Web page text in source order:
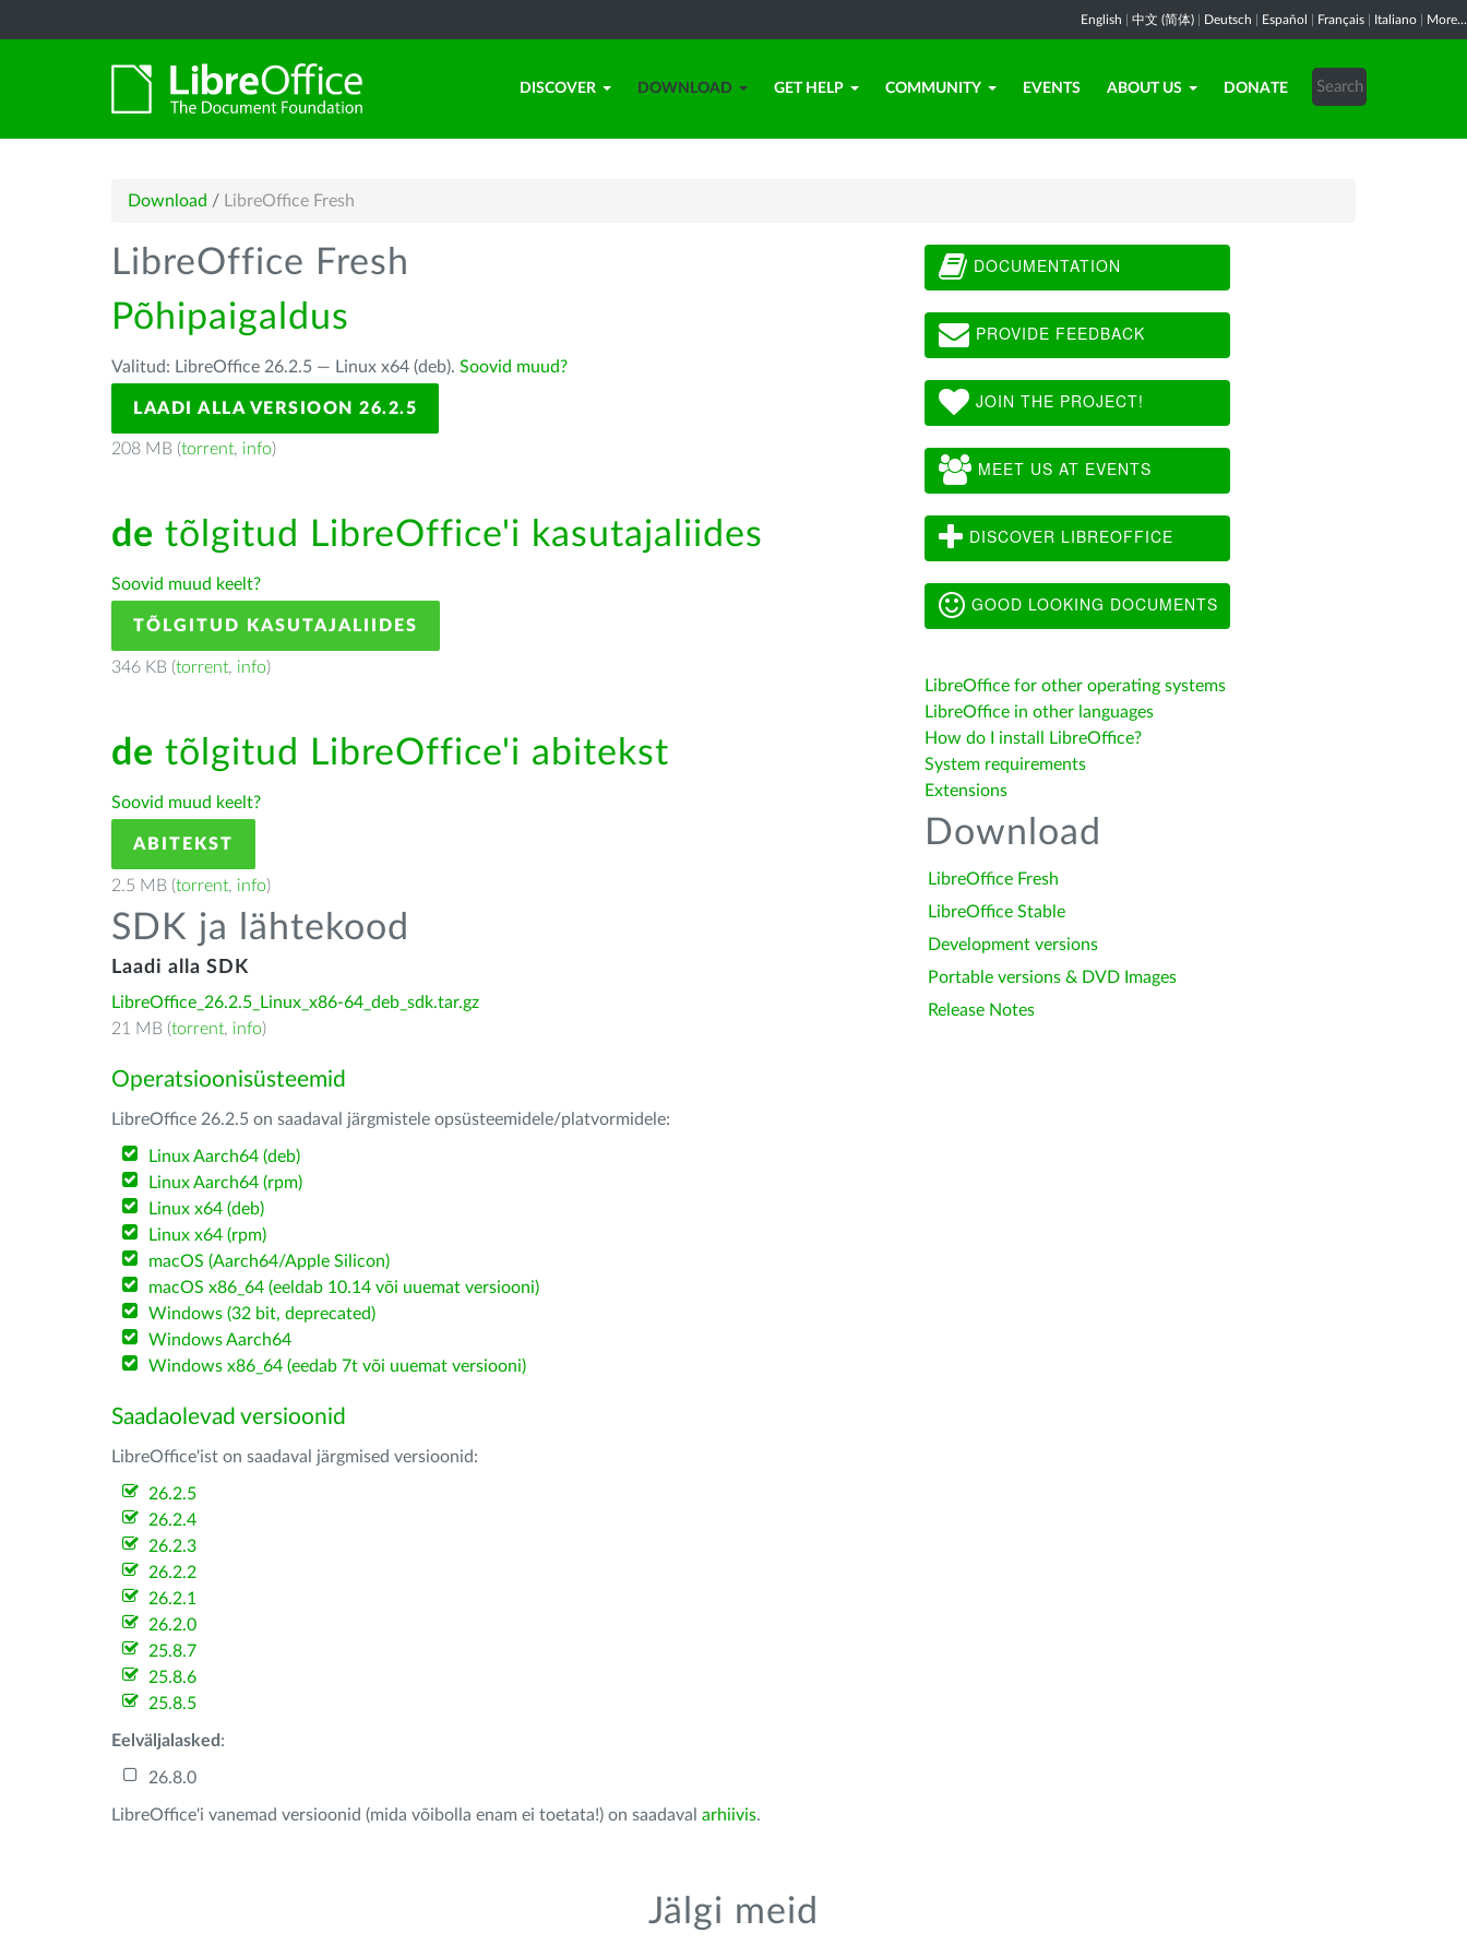
English 中文 (简体) Deutsch Español Français Italiano More...
DISCOVER DOWNLOAD GET HELP COMMUNITY EVENTS ABOUT US DONATE
Download / LibreOffice Fresh
LibreOffice Fresh
Põhipaigaldus
Valitud: LibreOffice 26.2.5 — Linux x64 (deb). Soovid muud?
LAADI ALLA VERSIOON 26.2.5
208 MB (torrent, info)
de tõlgitud LibreOffice'i kasutajaliides
Soovid muud keelt?
TÕLGITUD KASUTAJALIIDES
346 KB (torrent, info)
de tõlgitud LibreOffice'i abitekst
Soovid muud keelt?
ABITEKST
2.5 MB (torrent, info)
SDK ja lähtekood
Laadi alla SDK
LibreOffice_26.2.5_Linux_x86-64_deb_sdk.tar.gz
21 MB (torrent, info)
Operatsioonisüsteemid
LibreOffice 26.2.5 on saadaval järgmistele opsüsteemidele/platvormidele:
Linux Aarch64 (deb)
Linux Aarch64 (rpm)
Linux x64 (deb)
Linux x64 (rpm)
macOS (Aarch64/Apple Silicon)
macOS x86_64 (eeldab 10.14 või uuemat versiooni)
Windows (32 bit, deprecated)
Windows Aarch64
Windows x86_64 (eedab 7t või uuemat versiooni)
Saadaolevad versioonid
LibreOffice'ist on saadaval järgmised versioonid:
26.2.5
26.2.4
26.2.3
26.2.2
26.2.1
26.2.0
25.8.7
25.8.6
25.8.5
Eelväljalasked :
26.8.0
LibreOffice'i vanemad versioonid (mida võibolla enam ei toetata!) on saadaval arhiivis.
DOCUMENTATION
PROVIDE FEEDBACK
JOIN THE PROJECT!
MEET US AT EVENTS
DISCOVER LIBREOFFICE
GOOD LOOKING DOCUMENTS
LibreOffice for other operating systems
LibreOffice in other languages
How do I install LibreOffice?
System requirements
Extensions
Download
LibreOffice Fresh
LibreOffice Stable
Development versions
Portable versions & DVD Images
Release Notes
Jälgi meid